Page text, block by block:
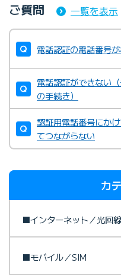
ご質問
一覧を表示
電話認証の電話番号
電話認証ができない
の手続き）
認証用電話番号にか
てつながらない
カ
■インターネット／光回線
■モバイル／SIM